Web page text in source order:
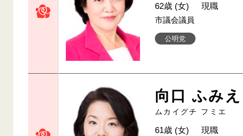
公明党
62歳 (女) 現職
市議会議員
向口 ふみえ
ムカイグチ フミエ
61歳 (女) 現職